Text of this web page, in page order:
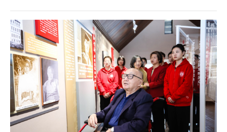
殉难日即将到来之际，刘光华校友在亲属的陪同下，来到留下自己
儿时记忆的故居缅怀父亲、追忆历史，也为在场的师生们带来了一
堂生动的“思政课”。坐在轮椅上，面对着主题馆展陈中刘湛恩的大
幅相片，刘光华动情地回忆起86年前父亲殉难时的场景，师生和亲
友们无不动容。档案馆肖琳琳老师作为一名年轻的校史研究工作者
是本次活动的讲解者，她感慨地说：“之前是通过资料和展板了解